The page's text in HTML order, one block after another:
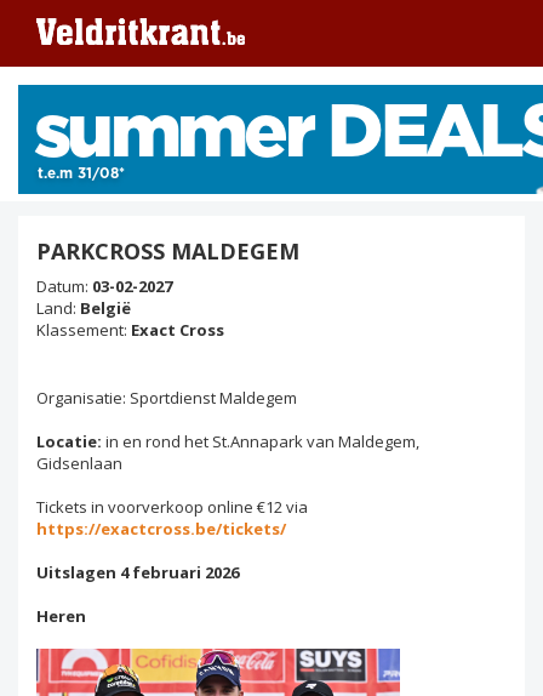
PARKCROSS MALDEGEM
Datum: 03-02-2027
Land: België
Klassement: Exact Cross
Organisatie: Sportdienst Maldegem
Locatie: in en rond het St.Annapark van Maldegem,
Gidsenlaan
Tickets in voorverkoop online €12 via
https://exactcross.be/tickets/
Uitslagen 4 februari 2026
Heren